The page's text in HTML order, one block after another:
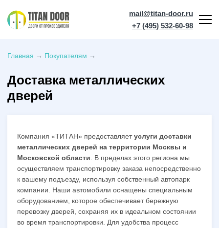
mail@titan-door.ru
+7 (495) 532-60-98
Главная → Покупателям →
Доставка металлических
дверей
Компания «ТИТАН» предоставляетуслуги доставки
металлических дверей на территории Москвы и
Московской области . В пределах этого региона мы
осуществляем транспортировку заказа непосредственно
к вашему подъезду, используя собственный автопарк
компании. Наши автомобили оснащены специальным
оборудованием, которое обеспечивает бережную
перевозку дверей, сохраняя их в идеальном состоянии
во время транспортировки. Для удобства процесс